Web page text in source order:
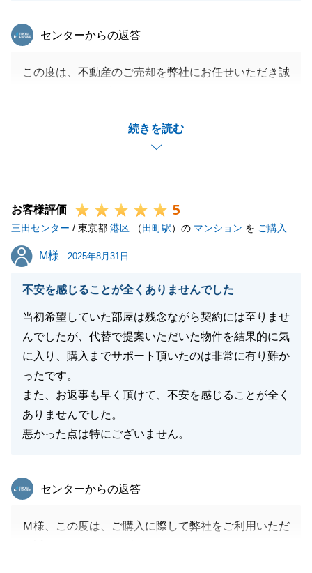
続きを読む
東急リバブル
センターからの返答
この度は、不動産のご売却を弊社にお任せいただき誠
はかなり好印象でした。
これもＭ様の多大なるご協力のおかげです。ありがと
うございます。
し付けくださいませ。
よろしくお願い申し上げます。
閉じる
お客様評価 5
三田センター / 東京都 港区 （ 田町駅）の マンション を ご購入
M様
M様 2025年8月31日
不安を感じることが全くありませんでした
当初希望していた部屋は残念ながら契約には至りませ
んでしたが、代替で提案いただいた物件を結果的に気
に入り、購入までサポート頂いたのは非常に有り難か
ったです。
また、お返事も早く頂けて、不安を感じることが全く
ありませんでした。
悪かった点は特にございません。
東急リバブル
センターからの返答
Ｍ様、この度は、ご購入に際して弊社をご利用いただ